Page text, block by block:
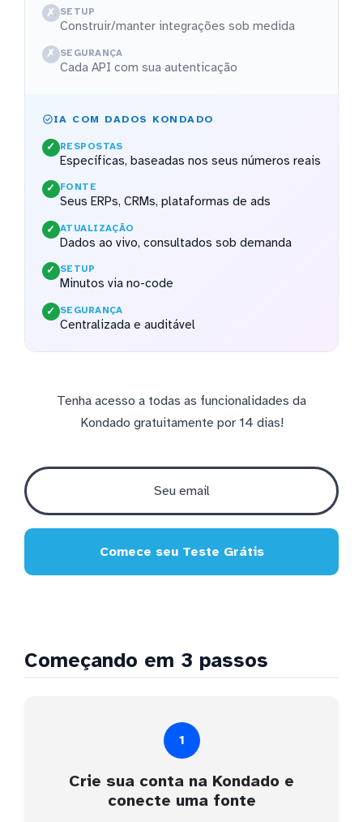
✗ SETUP
Construir/manter integrações sob medida
✗ SEGURANÇA
Cada API com sua autenticação
IA COM DADOS KONDADO
✓ RESPOSTAS
Específicas, baseadas nos seus números reais
✓ FONTE
Seus ERPs, CRMs, plataformas de ads
✓ ATUALIZAÇÃO
Dados ao vivo, consultados sob demanda
✓ SETUP
Minutos via no-code
✓ SEGURANÇA
Centralizada e auditável
Tenha acesso a todas as funcionalidades da
Kondado gratuitamente por 14 dias!
Comece seu Teste Grátis
Começando em 3 passos
1
Crie sua conta na Kondado e
conecte uma fonte